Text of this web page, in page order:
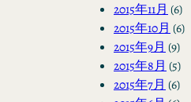
2015年11月 (6)
2015年10月 (6)
2015年9月 (9)
2015年8月 (5)
2015年7月 (6)